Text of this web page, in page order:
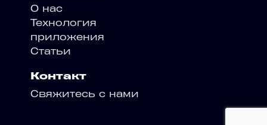
О нас
Технология
приложения
Статьи
Контакт
Свяжитесь с нами